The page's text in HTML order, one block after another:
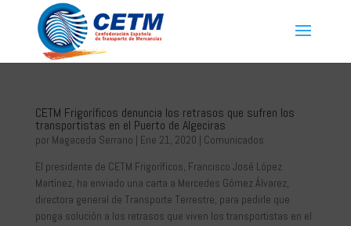
CETM Frigoríficos denuncia los retrasos que sufren los
transportistas en el Puerto de Algeciras
por Magaceda Serrano | Ene 21, 2020 | Comunicados
El presidente de CETM Frigoríficos, Francisco José López
Martínez, ha enviado una carta a Mercedes Gómez Álvarez,
directora general de Transporte Terrestre, para pedirle que
ponga solución a los retrasos que viven los transportistas en el